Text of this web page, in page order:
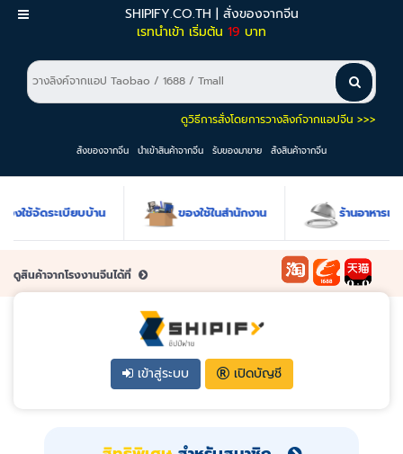
SHIPIFY.CO.TH | สั่งของจากจีน
เรทนำเข้า เริ่มต้น 19 บาท
เมนู
ดูวิธีการสั่งโดยการวางลิงก์จากแอปจีน >>>
สั่งของจากจีน นำเข้าสินค้าจากจีน รับของมาขาย สั่งสินค้าจากจีน
งใช้จัดระเบียบบ้าน ของใช้ในสำนักงาน ร้านอาหารแล
ดูสินค้าจากโรงงานจีนได้ที่
เข้าสู่ระบบ เปิดบัญชี